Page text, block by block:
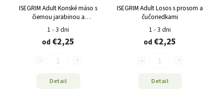
ISEGRIM Adult Konské mäso s
čiernou jarabinou a
šampiňónmi
1 - 3 dni
od €2,25
Detail
ISEGRIM Adult Losos s prosom a
čučoriedkami
1 - 3 dni
od €2,25
Detail